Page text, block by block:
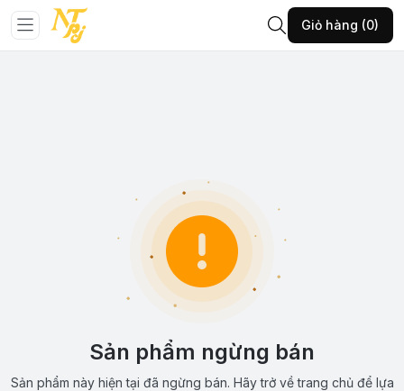
Giỏ hàng (0)
Sản phẩm ngừng bán
Sản phẩm này hiện tại đã ngừng bán. Hãy trở về trang chủ để lựa